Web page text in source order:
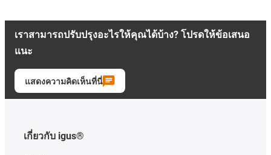
เราสามารถปรับปรุงอะไรให้คุณได้บ้าง? โปรดให้ข้อเสนอ
แนะ
แสดงความคิดเห็นที่นี่
เกี่ยวกับ igus®